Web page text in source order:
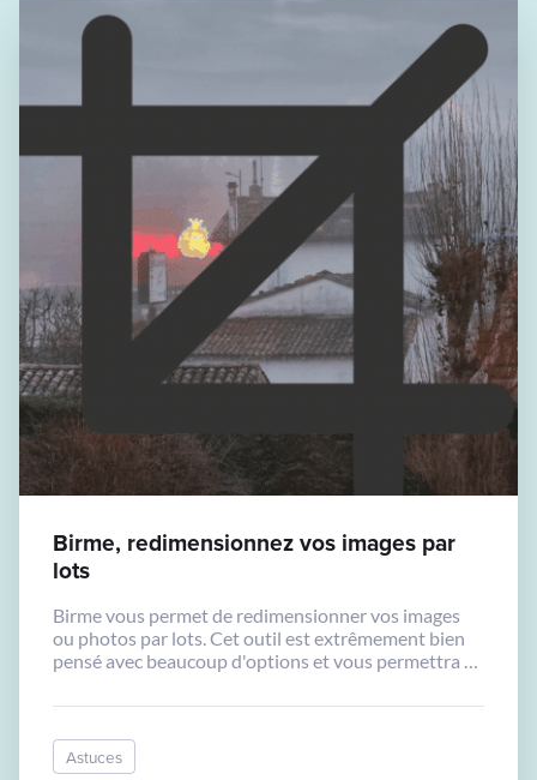
Birme, redimensionnez vos images par
lots
Birme vous permet de redimensionner vos images
ou photos par lots. Cet outil est extrêmement bien
pensé avec beaucoup d'options et vous permettra de
logiciel spécifique.
Astuces